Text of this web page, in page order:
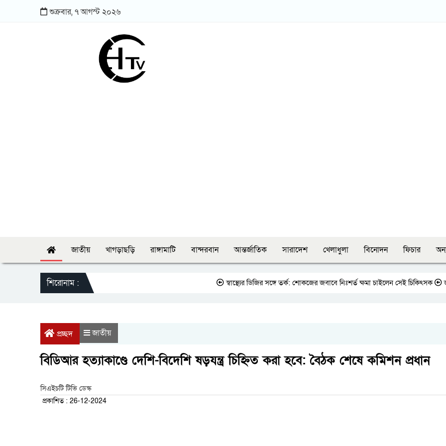
শুক্রবার,৭আগস্ট ২০২৬
জাতীয় খাগড়াছড়ি রাঙ্গামাটি বান্দরবান আন্তর্জাতিক সারাদেশ খেলাধুলা বিনোদন ফিচার
শিরোনাম : স্বাস্থ্যের ডিজির সঙ্গে তর্ক: শোকজের জবাবে নিঃশর্ত ক্ষমা চাইলেন সেই চিকিৎসক জাতীয়
প্রচ্ছদ জাতীয়
বিডিআর হত্যাকাণ্ডে দেশি-বিদেশি ষড়যন্ত্র চিহ্নিত করা হবে: বৈঠক শেষে কমিশন প্রধান
সিএইচটি টিভি ডেস্ক
প্রকাশিত : 26-12-2024